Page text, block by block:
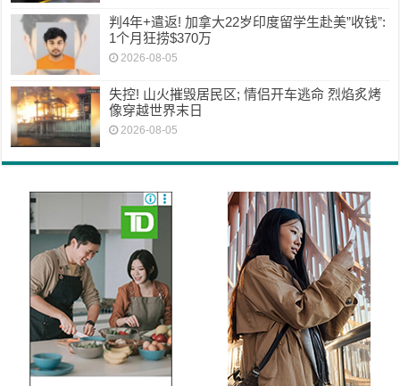
判4年+遣返! 加拿大22岁印度留学生赴美”收钱”:
1个月狂捞$370万
2026-08-05
失控! 山火摧毁居民区; 情侣开车逃命 烈焰炙烤
像穿越世界末日
2026-08-05